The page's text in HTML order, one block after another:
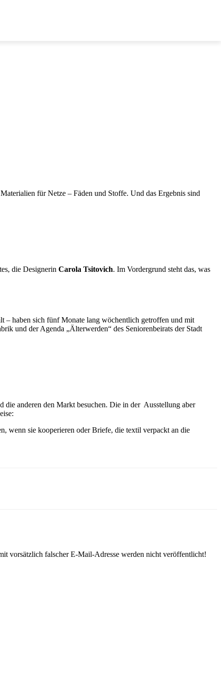
für Netze – Fäden und Stoffe. Und das Ergebnis sind
die Designerin Carola Tsitovich. Im Vordergrund steht das, was
– haben sich fünf Monate lang wöchentlich getroffen und mit
und der Agenda „Älterwerden“ des Seniorenbeirats der Stadt
die anderen den Markt besuchen. Die in der Ausstellung aber
wenn sie kooperieren oder Briefe, die textil verpackt an die
vorsätzlich falscher E-Mail-Adresse werden nicht veröffentlicht!